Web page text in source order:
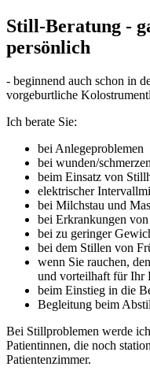
Still-Beratung -
persönlich
- beginnend auch schon in
vorgeburtliche
Ich berate Sie:
bei Anlegeproblemen
bei wunden/
beim Einsatz von
elektrischer
bei Milchstau und
bei Erkrankungen
bei zu geringer
bei dem Stillen von
wenn Sie rauchen,
und vorteilhaft für Ihr
beim Einstieg in die
Begleitung beim
Bei Stillproblemen werde
Patientinnen, die noch
Patientenzimmer.